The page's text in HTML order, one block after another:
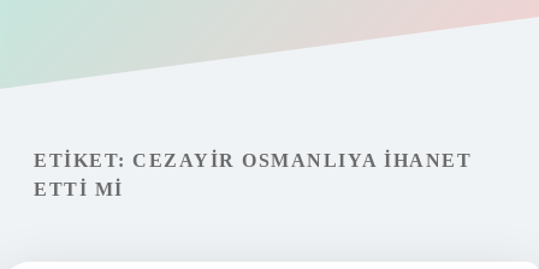
Gizlilik Politikası
Hakkımızda
ETIKET: CEZAYIR OSMANLIYA IHANET
ETTI MI